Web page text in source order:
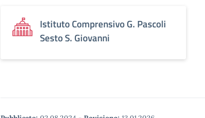
Istituto Comprensivo G. Pascoli
Sesto S. Giovanni